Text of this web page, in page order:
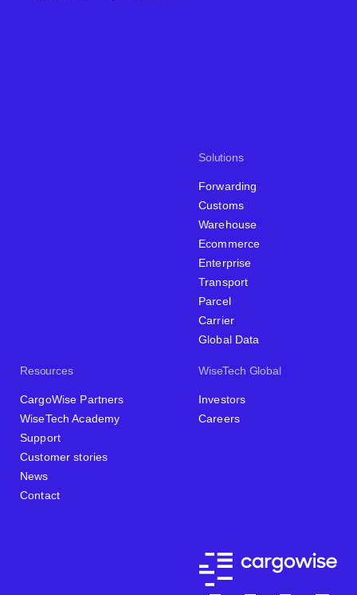
Solutions
Forwarding
Customs
Warehouse
Ecommerce
Enterprise
Transport
Parcel
Carrier
Global Data
Resources
CargoWise Partners
WiseTech Academy
Support
Customer stories
News
Contact
WiseTech Global
Investors
Careers